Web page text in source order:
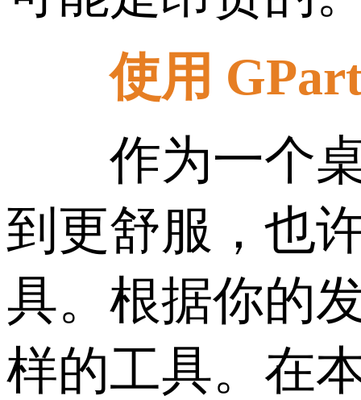
使用
作为一个桌
到更舒服，也
具。根据你的
样的工具。在